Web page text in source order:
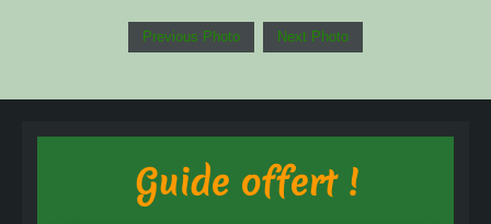
Previous Photo Next Photo
Guide offert !